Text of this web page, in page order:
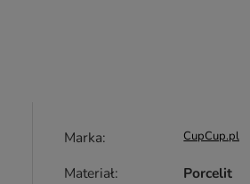
Marka CupCup.pl
Materiał
Porcelit